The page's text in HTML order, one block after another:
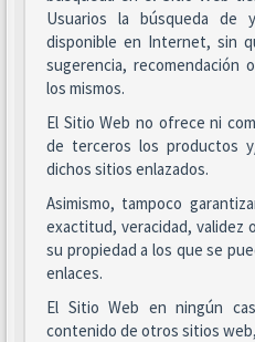
Usuarios la búsqueda de
disponible en Internet, sin
sugerencia, recomendación
los mismos.
El Sitio Web no ofrece ni
de terceros los productos
dichos sitios enlazados.
Asimismo, tampoco
exactitud, veracidad, validez
su propiedad a los que se
enlaces.
El Sitio Web en ningún
contenido de otros sitios